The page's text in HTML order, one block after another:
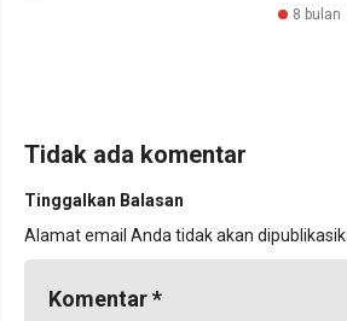
8 bulan
Tidak ada komentar
Tinggalkan Balasan
Alamat email Anda tidak akan
Komentar*